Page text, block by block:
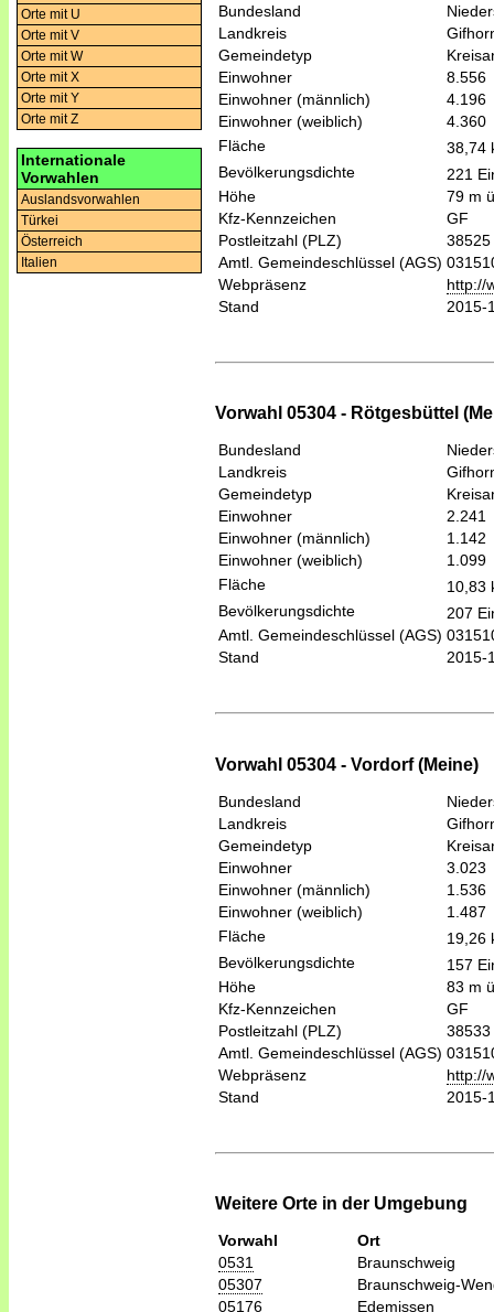
Orte mit U
Orte mit V
Orte mit W
Orte mit X
Orte mit Y
Orte mit Z
Internationale
Vorwahlen
Auslandsvorwahlen
Türkei
Österreich
Italien
Bundesland
Landkreis
Gemeindetyp
Einwohner
8.556
Einwohner (männlich)
4.196
Einwohner (weiblich)
4.360
Fläche
38,74
Bevölkerungsdichte
221
Höhe
79 m
Kfz-Kennzeichen
GF
Postleitzahl (PLZ)
Amtl. Gemeindeschlüssel (AGS)
Webpräsenz
http://
Stand
2015-
Vorwahl 05304 - Rötgesbüttel
Bundesland
Landkreis
Gemeindetyp
Einwohner
2.241
Einwohner (männlich)
1.142
Einwohner (weiblich)
1.099
Fläche
10,83
Bevölkerungsdichte
207
Amtl. Gemeindeschlüssel (AGS)
Stand
2015-
Vorwahl 05304 - Vordorf (Meine)
Bundesland
Landkreis
Gemeindetyp
Einwohner
3.023
Einwohner (männlich)
1.536
Einwohner (weiblich)
1.487
Fläche
19,26
Bevölkerungsdichte
157
Höhe
83 m
Kfz-Kennzeichen
GF
Postleitzahl (PLZ)
38533
Amtl. Gemeindeschlüssel (AGS)
Webpräsenz
http://
Stand
2015-
Weitere Orte in der Umgebung
Vorwahl
Ort
0531
Braunschweig
05307
Braunschweig-
05176
Edemissen